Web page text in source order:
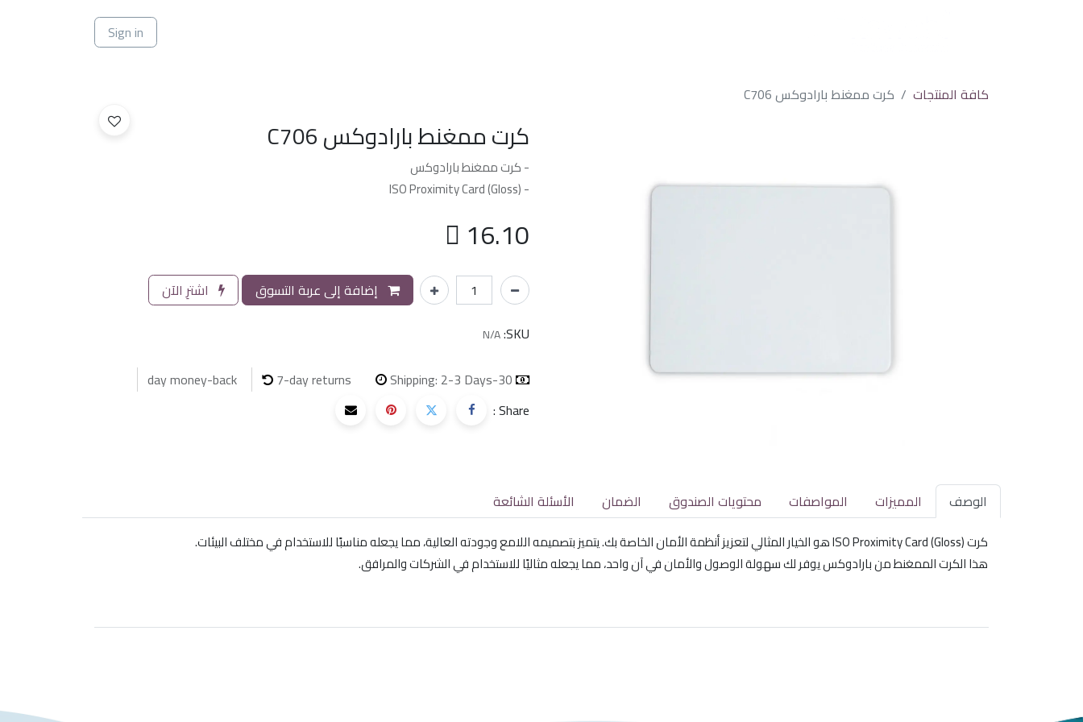
Sign in
كافة المنتجات كرت ممغنط بارادوكس C706
كرت ممغنط بارادوكس C706
- كرت ممغنط بارادوكس
- ISO Proximity Card (Gloss)
 16.10
إضافة إلى عربة التسوق
اشترِ الآن
SKU:
N/A
30-day money-back
7-day returns
Shipping: 2-3 Days
Share :
الوصف المميزات المواصفات محتويات الصندوق الضمان الأسئلة الشائعة
كرت ISO Proximity Card (Gloss) هو الخيار المثالي لتعزيز أنظمة الأمان الخاصة بك. يتميز بتصميمه اللامع وجودته العالية، مما يجعله مناسبًا للاستخدام في مختلف البيئات.
هذا الكرت الممغنط من بارادوكس يوفر لك سهولة الوصول والأمان في آن واحد، مما يجعله مثاليًا للاستخدام في الشركات والمرافق.